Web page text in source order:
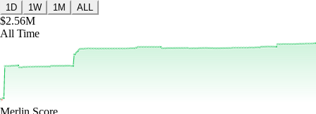
1D 1W 1M ALL
$2.56M
All Time